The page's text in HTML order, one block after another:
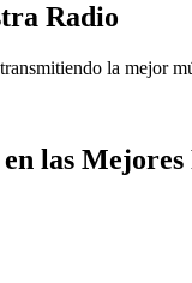
Radio
la mejor
en las